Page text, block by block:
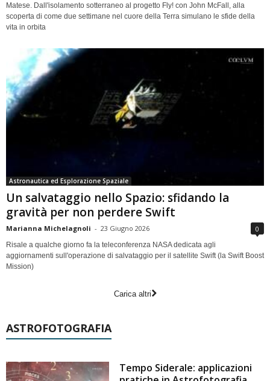
Matese. Dall'isolamento sotterraneo al progetto Fly! con John McFall, alla
scoperta di come due settimane nel cuore della Terra simulano le sfide della
vita in orbita
Astronautica ed Esplorazione Spaziale
Un salvataggio nello Spazio: sfidando la
gravità per non perdere Swift
Marianna Michelagnoli - 23 Giugno 2026 0
Risale a qualche giorno fa la teleconferenza NASA dedicata agli
aggiornamenti sull'operazione di salvataggio per il satellite Swift (la Swift Boost
Mission)
Carica altri
ASTROFOTOGRAFIA
Tempo Siderale: applicazioni